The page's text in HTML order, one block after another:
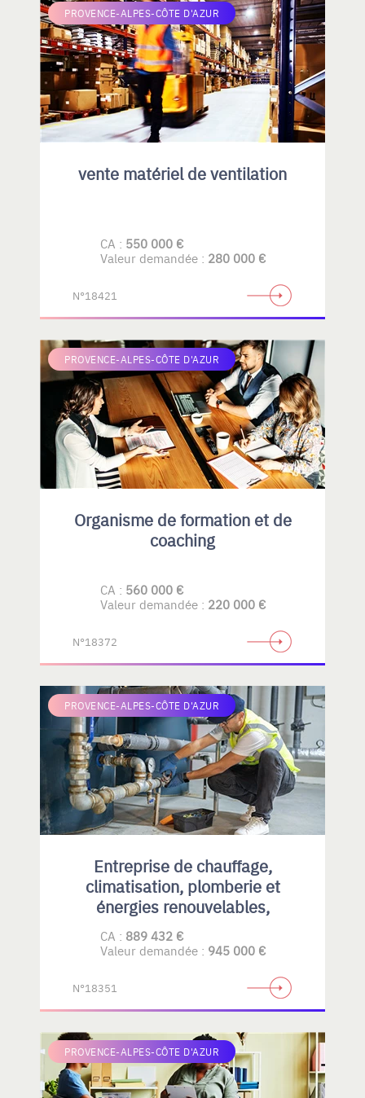
PROVENCE-ALPES-CÔTE D'AZUR
vente matériel de ventilation
CA : 550 000 €
Valeur demandée : 280 000 €
N°18421
PROVENCE-ALPES-CÔTE D'AZUR
Organisme de formation et de
coaching
CA : 560 000 €
Valeur demandée : 220 000 €
N°18372
PROVENCE-ALPES-CÔTE D'AZUR
Entreprise de chauffage,
climatisation, plomberie et
énergies renouvelables,
CA : 889 432 €
Valeur demandée : 945 000 €
N°18351
PROVENCE-ALPES-CÔTE D'AZUR